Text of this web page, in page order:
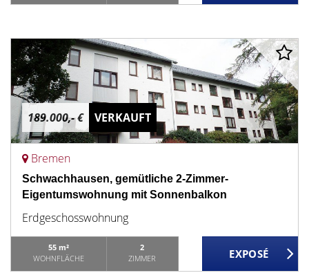
189.000,- € VERKAUFT
Bremen
Schwachhausen, gemütliche 2-Zimmer-
Eigentumswohnung mit Sonnenbalkon
Erdgeschosswohnung
55 m²
WOHNFLÄCHE
2
ZIMMER